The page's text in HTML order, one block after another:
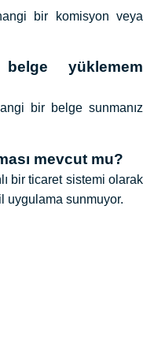
bir komisyon veya
yüklemem
bir belge sunmanız
mevcut mu?
bir ticaret sistemi olarak
uygulama sunmuyor.